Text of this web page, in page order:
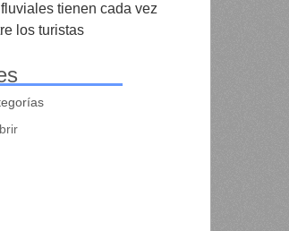
tienen cada vez
los turistas